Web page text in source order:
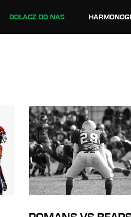
DOŁACZ DO NAS